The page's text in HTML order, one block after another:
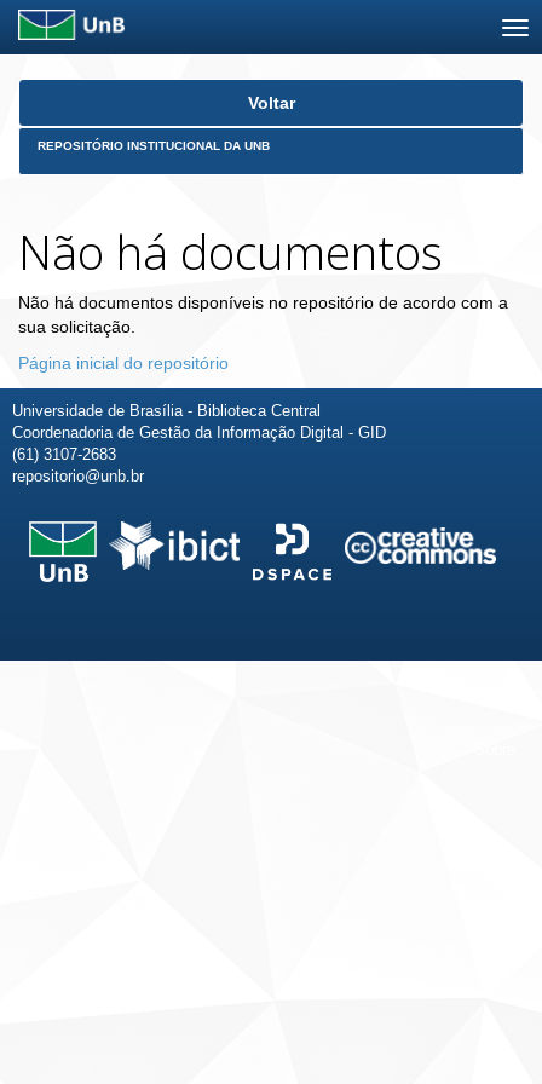
Skip
Voltar
REPOSITÓRIO INSTITUCIONAL DA UNB
Não há documentos
Não há documentos disponíveis no repositório de acordo com a
sua solicitação.
Página inicial do repositório
Universidade de Brasília - Biblioteca Central
Coordenadoria de Gestão da Informação Digital - GID
(61) 3107-2683
repositorio@unb.br